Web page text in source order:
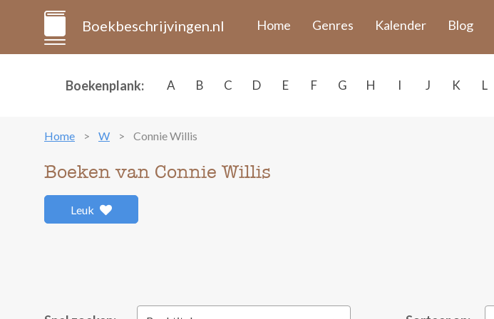
Boekbeschrijvingen.nl Home Genres Kalender Blog
Boekenplank: A B C D E F G H I J K L
Home W Connie Willis
Boeken van Connie Willis
Leuk